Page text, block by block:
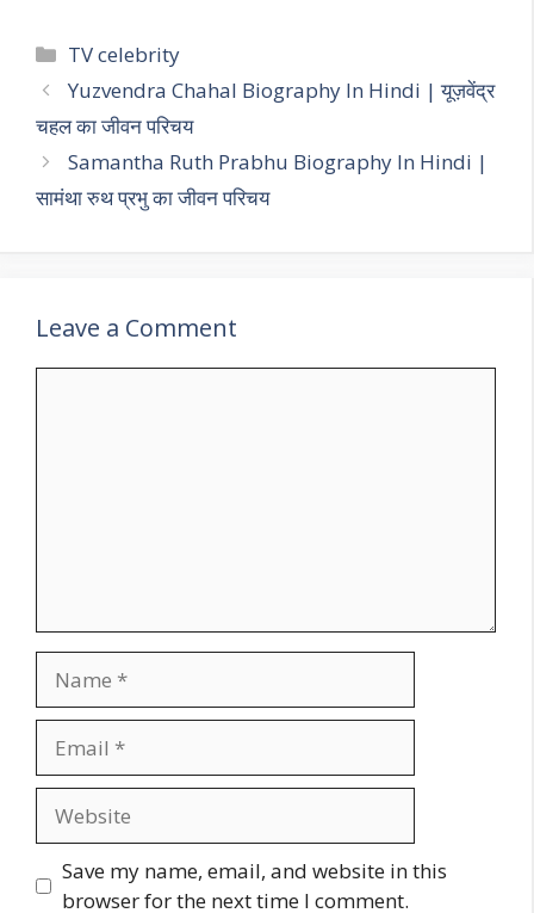
Categories
TV celebrity
Post
navigation
Yuzvendra Chahal Biography In Hindi | यूज़वेंद्र
चहल का जीवन परिचय
Samantha Ruth Prabhu Biography In Hindi |
सामंथा रुथ प्रभु का जीवन परिचय
Leave a Comment
Save my name, email, and website in this
browser for the next time I comment.